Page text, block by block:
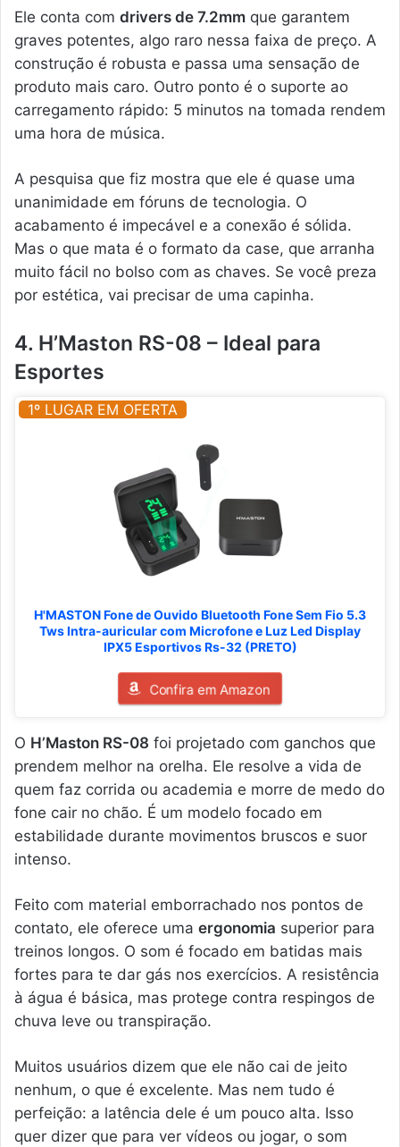
Ele conta com drivers de 7.2mm que garantem
graves potentes, algo raro nessa faixa de preço. A
construção é robusta e passa uma sensação de
produto mais caro. Outro ponto é o suporte ao
carregamento rápido: 5 minutos na tomada rendem
uma hora de música.
A pesquisa que fiz mostra que ele é quase uma
unanimidade em fóruns de tecnologia. O
acabamento é impecável e a conexão é sólida.
Mas o que mata é o formato da case, que arranha
muito fácil no bolso com as chaves. Se você preza
por estética, vai precisar de uma capinha.
4. H’Maston RS-08 – Ideal para
Esportes
1º LUGAR EM OFERTA
H'MASTON Fone de Ouvido Bluetooth Fone Sem Fio 5.3
Tws Intra-auricular com Microfone e Luz Led Display
IPX5 Esportivos Rs-32 (PRETO)
Confira em Amazon
O H’Maston RS-08 foi projetado com ganchos que
prendem melhor na orelha. Ele resolve a vida de
quem faz corrida ou academia e morre de medo do
fone cair no chão. É um modelo focado em
estabilidade durante movimentos bruscos e suor
intenso.
Feito com material emborrachado nos pontos de
contato, ele oferece uma ergonomia superior para
treinos longos. O som é focado em batidas mais
fortes para te dar gás nos exercícios. A resistência
à água é básica, mas protege contra respingos de
chuva leve ou transpiração.
Muitos usuários dizem que ele não cai de jeito
nenhum, o que é excelente. Mas nem tudo é
perfeição: a latência dele é um pouco alta. Isso
quer dizer que para ver vídeos ou jogar, o som